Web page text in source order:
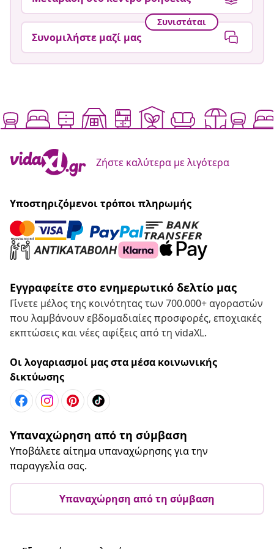
Συνιστάται
Συνομιλήστε μαζί μας
Ζήστε καλύτερα με λιγότερα
Υποστηριζόμενοι τρόποι πληρωμής
Εγγραφείτε στο ενημερωτικό δελτίο μας
Γίνετε μέλος της κοινότητας των 700.000+ αγοραστών
που λαμβάνουν εβδομαδιαίες προσφορές, εποχιακές
εκπτώσεις και νέες αφίξεις από τη vidaXL.
Οι λογαριασμοί μας στα μέσα κοινωνικής
δικτύωσης
Υπαναχώρηση από τη σύμβαση
Υποβάλετε αίτημα υπαναχώρησης για την
παραγγελία σας.
Υπαναχώρηση από τη σύμβαση